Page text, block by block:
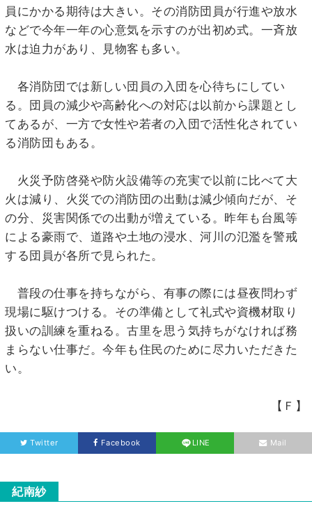
員にかかる期待は大きい。その消防団員が行進や放水
などで今年一年の心意気を示すのが出初め式。一斉放
水は迫力があり、見物客も多い。
各消防団では新しい団員の入団を心待ちにしてい
る。団員の減少や高齢化への対応は以前から課題とし
てあるが、一方で女性や若者の入団で活性化されてい
る消防団もある。
火災予防啓発や防火設備等の充実で以前に比べて大
火は減り、火災での消防団の出動は減少傾向だが、そ
の分、災害関係での出動が増えている。昨年も台風等
による豪雨で、道路や土地の浸水、河川の氾濫を警戒
する団員が各所で見られた。
普段の仕事を持ちながら、有事の際には昼夜問わず
現場に駆けつける。その準備として礼式や資機材取り
扱いの訓練を重ねる。古里を思う気持ちがなければ務
まらない仕事だ。今年も住民のために尽力いただきた
い。
【Ｆ】
Twitter Facebook LINE Mail
紀南紗